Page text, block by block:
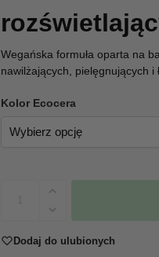
Wegańska formuła oparta na
nawilżających, pielęgnujących i
Kolor Ecocera
Dodaj do ulubionych